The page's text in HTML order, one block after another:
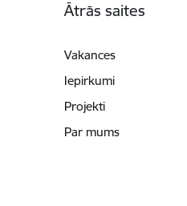
Ātrās saites
Vakances
Iepirkumi
Projekti
Par mums